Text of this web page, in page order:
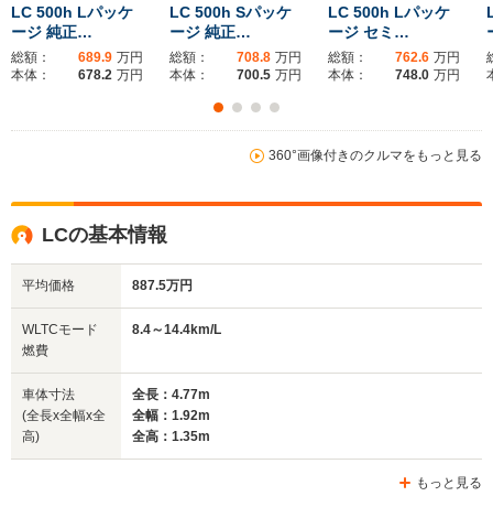
ホイールベース
-m
└高速道路:10.9km/L
ホイールベース
-m
└市街地:5.3km/L
└高速道路:11.0km/L
ホイ
LC 500h Lパッケ
ージ 純正…
総額： 689.9 万円
本体：
678.2 万円
LC 500h Sパッケ
ージ 純正…
総額： 708.8 万円
本体：
700.5 万円
LC 500h Lパッケ
ージ セミ…
総額： 762.6 万円
本体：
748.0 万円
360°画像付きのクルマをもっと見る
LCの基本情報
平均価格 887.5万円
WLTCモード
燃費
8.4～14.4km/L
車体寸法
(全長x全幅x全
高)
全長：4.77m
全幅：1.92m
全高：1.35m
もっと見る